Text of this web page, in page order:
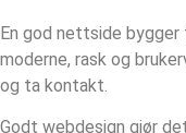
En god nettside
moderne, rask og
og ta kontakt.
Godt webdesign gjør